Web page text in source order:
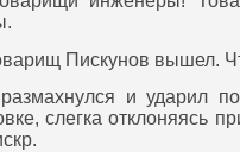
Пискунов вышел.
и ударил
слегка отклоняясь